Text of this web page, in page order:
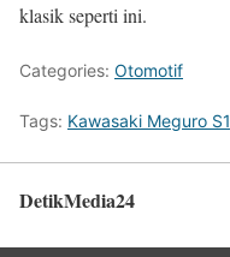
klasik seperti ini.
Categories: Otomotif
Tags: Kawasaki Meguro S1
DetikMedia24